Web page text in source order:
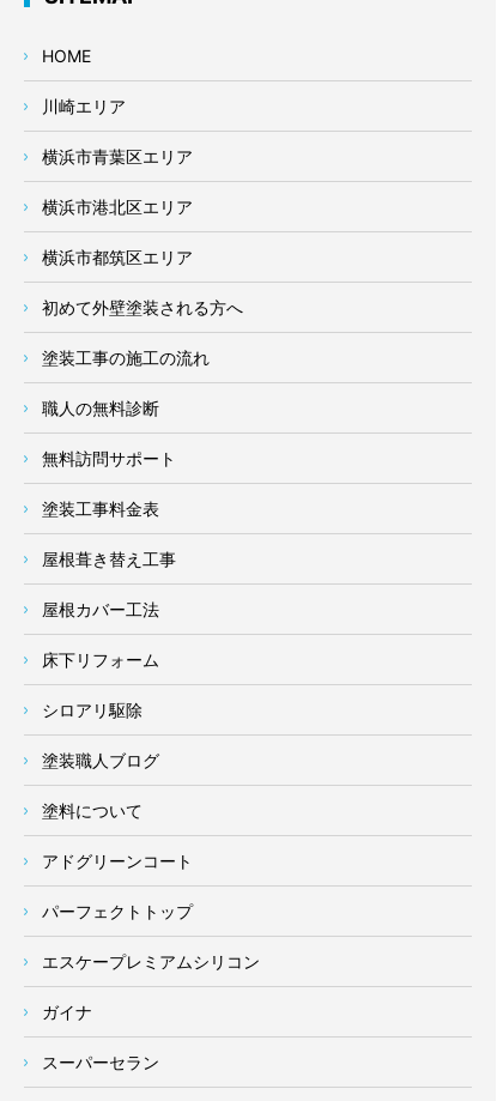
HOME
川崎エリア
横浜市青葉区エリア
横浜市港北区エリア
横浜市都筑区エリア
初めて外壁塗装される方へ
塗装工事の施工の流れ
職人の無料診断
無料訪問サポート
塗装工事料金表
屋根葺き替え工事
屋根カバー工法
床下リフォーム
シロアリ駆除
塗装職人ブログ
塗料について
アドグリーンコート
パーフェクトトップ
エスケープレミアムシリコン
ガイナ
スーパーセラン